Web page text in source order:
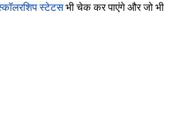
स्टेटसभी चेक कर पाएंगे और जो भी